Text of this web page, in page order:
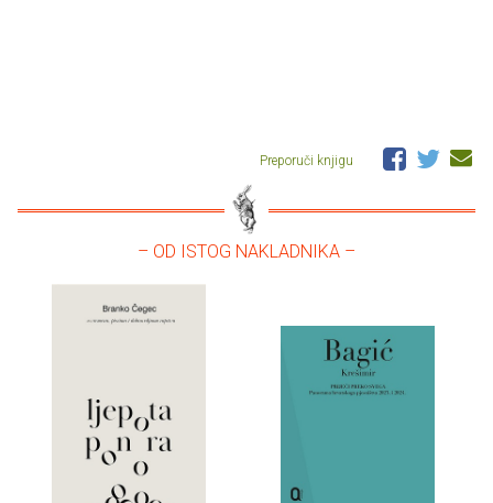
Preporuči knjigu
– OD ISTOG NAKLADNIKA –